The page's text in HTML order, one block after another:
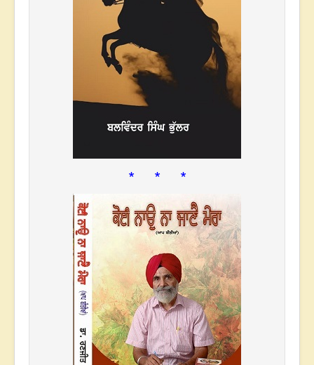
* * *